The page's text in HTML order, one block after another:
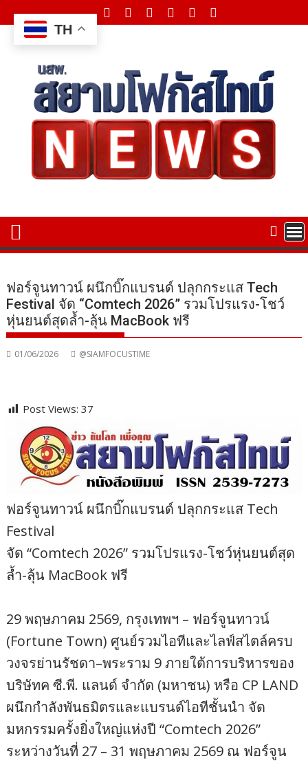
to
content
ฟอร์จูนทาวน์ ผนึกบิ๊กแบรนด์ ปลุกกระแส Tech
Festival จัด “Comtech 2026” รวมโปรแรง-โชว์
หุ่นยนต์สุดล้ำ-ลุ้น MacBook ฟรี
01/06/2026 @SIAMFOCUSTIME
Post Views: 37
ฟอร์จูนทาวน์ ผนึกบิ๊กแบรนด์ ปลุกกระแส Tech
Festival
จัด “Comtech 2026” รวมโปรแรง-โชว์หุ่นยนต์สุด
ล้ำ-ลุ้น MacBook ฟรี
29 พฤษภาคม 2569, กรุงเทพฯ – ฟอร์จูนทาวน์
(Fortune Town) ศูนย์รวมไอทีและไลฟ์สไตล์ครบ
วงจรย่านรัชดา–พระราม 9 ภายใต้การบริหารของ
บริษัทค ซี.พี. แลนด์ จำกัด (มหาชน) หรือ CP LAND
ผนึกกำลังพันธมิตรและแบรนด์ไอทีชั้นนำ จัด
มหกรรมครั้งยิ่งใหญ่แห่งปี “Comtech 2026”
ระหว่างวันที่ 27 – 31 พฤษภาคม 2569 ณ ฟอร์จูน
TH